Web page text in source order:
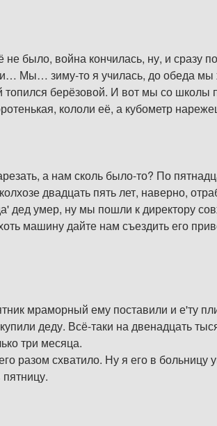
было, война кончилась, ну, и сразу
Мы… зиму-то я училась, до обеда
топился берёзовой. И вот мы со
кололи её, а кубометр
а нам сколь было-то? По
двадцать пять лет, наверно,
дед умер, ну мы пошли к директору
машину дайте нам съездить его
мраморный ему поставили и е'ту
деду. Всё-таки на двенадцать
три месяца.
разом схватило. Ну я его в больницу